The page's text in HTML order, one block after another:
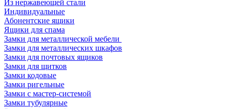
Из нержавеющей стали
Индивидуальные
Абонентские ящики
Ящики для спама
Замки для металлической мебели
Замки для металлических шкафов
Замки для почтовых ящиков
Замки для щитков
Замки кодовые
Замки ригельные
Замки с мастер-системой
Замки тубулярные